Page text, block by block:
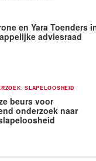
en Yara Toenders
adviesraad
SLAPELOOSHEID
beurs voor
onderzoek naar